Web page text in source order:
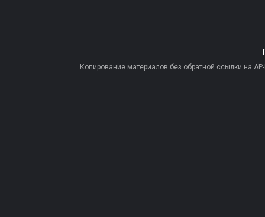
Копирование материалов без обратной ссылки на